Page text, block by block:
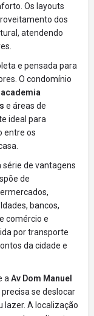
Os layouts
dos
atendendo
e pensada para
O condomínio
academia
e áreas de
ideal para
entre os
de vantagens
de
bancos,
comércio e
por transporte
da cidade e
a Av Dom Manuel
se deslocar
lazer. A localização